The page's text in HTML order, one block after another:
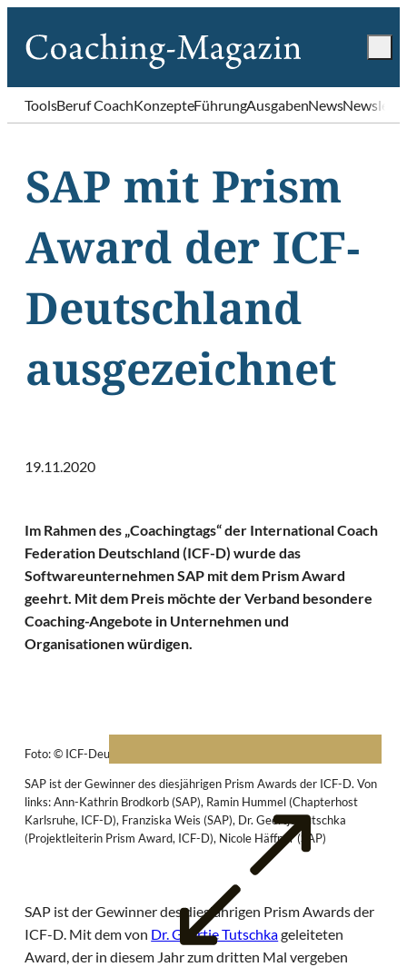
ToolsBeruf CoachKonzepteFührungAusgabenNews
SAP mit Prism
Award der ICF-
Deutschland
ausgezeichnet
19.11.2020
Im Rahmen des „Coachingtags“ der International Coach
Federation Deutschland (ICF-D) wurde das
Softwareunternehmen SAP mit dem Prism Award
geehrt. Mit dem Preis möchte der Verband besondere
Coaching-Angebote in Unternehmen und
Organisationen würdigen.
Foto: © ICF-Deutschland
SAP ist der Gewinner des diesjährigen Prism Awards der ICF-D. Von
links: Ann-Kathrin Brodkorb (SAP), Ramin Hummel (Chapterhost
Karlsruhe, ICF-D), Franziska Weis (SAP), Dr. Geertje Tutschka
(Projektleiterin Prism Award, ICF-D), Nicole Häffner (SAP)
SAP ist der Gewinner des diesjährigen Prism Awards der
ICF-D. Mit dem von Dr. Geertje Tutschkageleiteten
Award, der in diesem Jahr zum dritten Mal vergeben